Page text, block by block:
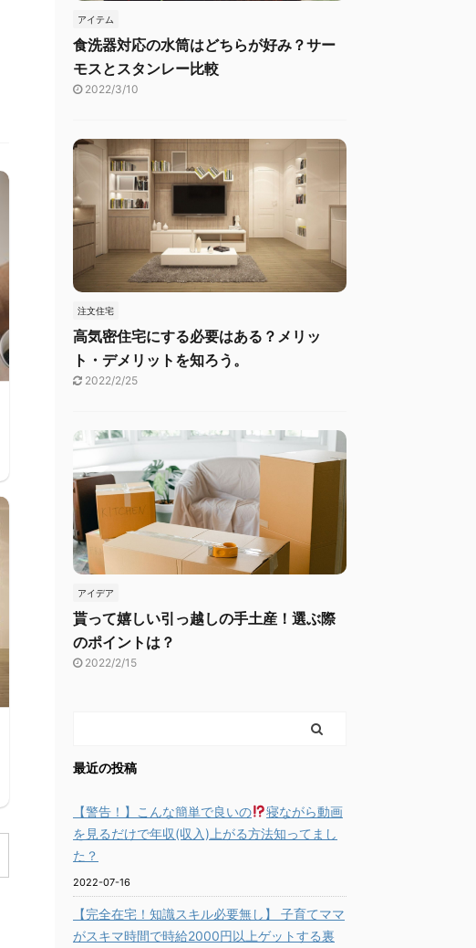
アイテム
食洗器対応の水筒はどちらが好み？サー
モスとスタンレー比較
2022/3/10
注文住宅
高気密住宅にする必要はある？メリッ
ト・デメリットを知ろう。
2022/2/25
アイデア
貰って嬉しい引っ越しの手土産！選ぶ際
のポイントは？
2022/2/15
最近の投稿
【警告！】こんな簡単で良いの
寝ながら動画
を見るだけで年収(収入)上がる方法知ってまし
た？
2022-07-16
【完全在宅！知識スキル必要無し】 子育てママ
がスキマ時間で時給2000円以上ゲットする裏